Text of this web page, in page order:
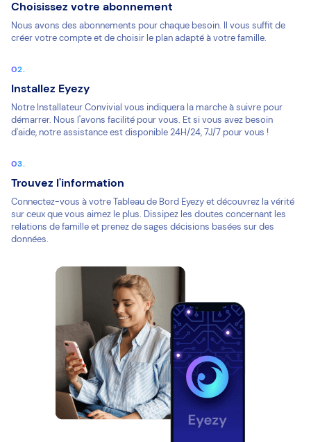
Choisissez votre abonnement
Nous avons des abonnements pour chaque besoin. Il vous suffit de
créer votre compte et de choisir le plan adapté à votre famille.
Installez Eyezy
Notre Installateur Convivial vous indiquera la marche à suivre pour
démarrer. Nous l'avons facilité pour vous. Et si vous avez besoin
d'aide, notre assistance est disponible 24H/24, 7J/7 pour vous !
Trouvez l'information
Connectez-vous à votre Tableau de Bord Eyezy et découvrez la vérité
sur ceux que vous aimez le plus. Dissipez les doutes concernant les
relations de famille et prenez de sages décisions basées sur des
données.